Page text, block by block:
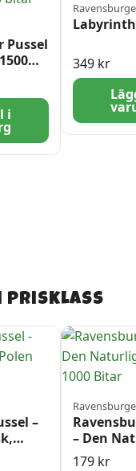
Pussel
i
Labyrinth
349 kr
prisklass
–
– Den
Världen
179 kr